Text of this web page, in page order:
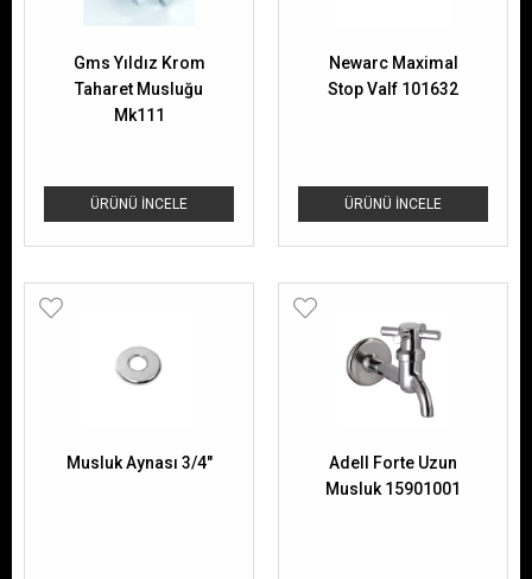
ÜRÜNÜ İNCELE
Gms Yıldız Krom
Taharet Musluğu
Mk111
ÜRÜNÜ İNCELE
Newarc Maximal
Stop Valf 101632
Musluk Aynası 3/4"
Adell Forte Uzun
Musluk 15901001